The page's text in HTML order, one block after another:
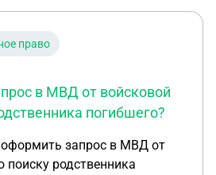
право
в МВД от войсковой
погибшего?
оформить запрос в МВД от
поиску родственника